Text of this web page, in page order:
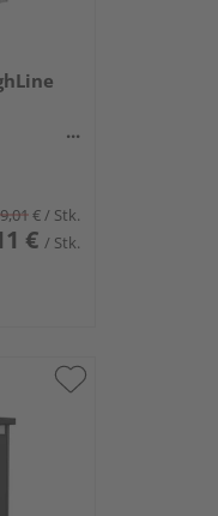
€/ Stk.
€ / Stk.